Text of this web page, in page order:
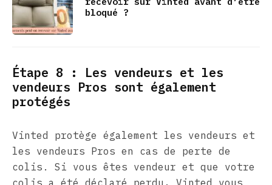
bloqué ?
Étape 8 : Les vendeurs et les
vendeurs Pros sont également
protégés
Vinted protège également les vendeurs et
les vendeurs Pros en cas de perte de
colis. Si vous êtes vendeur et que votre